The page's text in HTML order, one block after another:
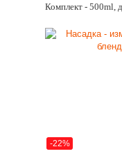
Комплект - 500ml,
-22%